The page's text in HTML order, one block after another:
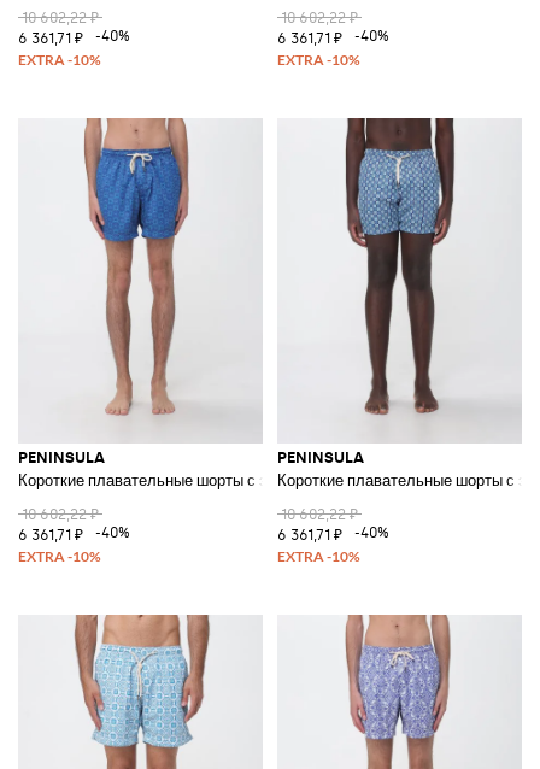
10 602,22 ₽
6 361,71 ₽
-40%
10 602,22 ₽
6 361,71 ₽
-40%
PENINSULA
Короткие плавательные шорты с этническим узором и шнурком
10 602,22 ₽
6 361,71 ₽
-40%
PENINSULA
Короткие плавательные шорты с
10 602,22 ₽
6 361,71 ₽
-40%